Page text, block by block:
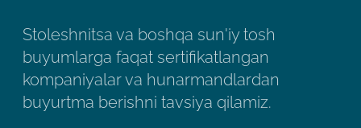
Stoleshnitsa va boshqa sun'iy tosh
buyumlarga faqat sertifikatlangan
kompaniyalar va hunarmandlardan
buyurtma berishni tavsiya qilamiz.